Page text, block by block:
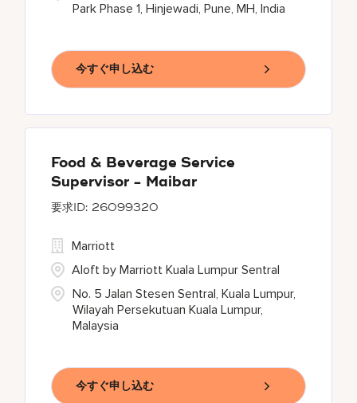
Park Phase 1, Hinjewadi, Pune, MH, India
今すぐ申し込む
Food & Beverage Service
Supervisor - Maibar
26099320
No. 5 Jalan Stesen Sentral, Kuala Lumpur,
Wilayah Persekutuan Kuala Lumpur,
Malaysia
Marriott
Aloft by Marriott Kuala Lumpur Sentral
今すぐ申し込む